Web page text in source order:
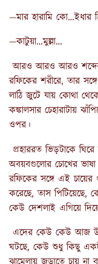
—মার হারামি কো…ইধার
—কাটুয়া…মুল্লা…
আরও আরও আরও শব্দেরা
রফিকের শরীরে, তার
লাঠি জুটে যায় কোথা
কঙ্কালসার চেহারাটায়
ওপর।
প্রহাররত ভিড়টাকে
অবয়বগুলোর চোখের
রফিকের সঙ্গে এই
করেছে, তাস পিটিয়েছে,
কেউ দেশলাই এগিয়ে
এদের কেউ কেউ আজ
ঘটছে, কেউ শুধু কিছু